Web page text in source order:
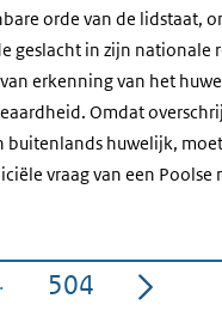
orde van de lidstaat,
geslacht in zijn nationale
erkenning van het
Omdat
huwelijk,
vraag van een Poolse
Pagina
504